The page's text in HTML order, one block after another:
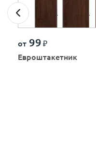
от 99 ₽
Евроштакетник